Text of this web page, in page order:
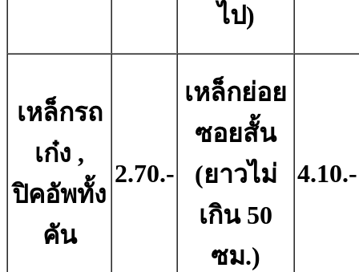
ไป)
เหล็กรถ
เก๋ง ,
ปิคอัพทั้ง
คัน
2.70.-
เหล็กย่อย
ซอยสั้น
(ยาวไม่
เกิน 50
ซม.)
4.10.-